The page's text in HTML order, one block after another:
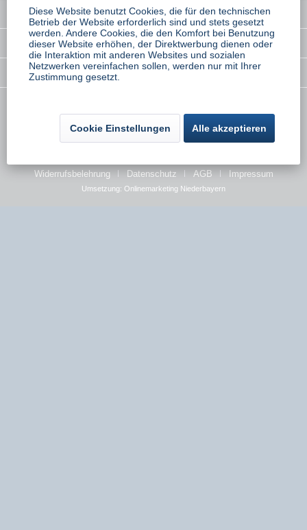
Interessantes
Rechtliches
Newsletter
anders beschrieben
Widerrufsbelehrung Datenschutz AGB Impressum
Umsetzung: Onlinemarketing Niederbayern
Diese Website benutzt Cookies, die für den technischen
Betrieb der Website erforderlich sind und stets gesetzt
werden. Andere Cookies, die den Komfort bei Benutzung
dieser Website erhöhen, der Direktwerbung dienen oder
die Interaktion mit anderen Websites und sozialen
Netzwerken vereinfachen sollen, werden nur mit Ihrer
Zustimmung gesetzt.
Cookie Einstellungen Alle akzeptieren